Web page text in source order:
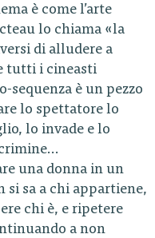
è come l’arte
lo chiama «la
di alludere a
tutti i cineasti
sequenza è un pezzo
lo spettatore lo
lo invade e lo
una donna in un
si sa a chi appartiene,
chi è, e ripetere
a non